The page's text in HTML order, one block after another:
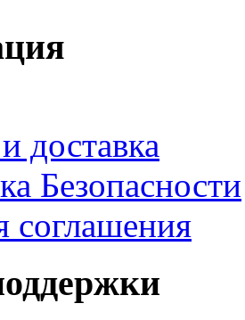
доставка
Безопасности
соглашения